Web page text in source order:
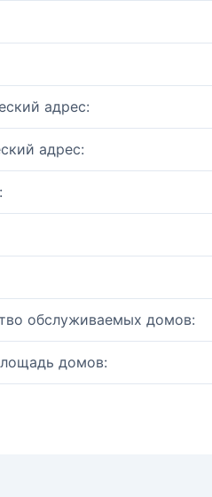
адрес:
адрес:
обслуживаемых домов:
домов: